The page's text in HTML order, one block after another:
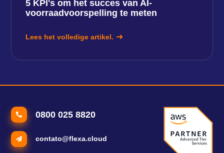
5 KPI's om het succes van AI-
voorraadvoorspelling te meten
Lees het volledige artikel.
0800 025 8820
contato@flexa.cloud